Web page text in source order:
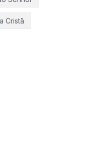
Cristã